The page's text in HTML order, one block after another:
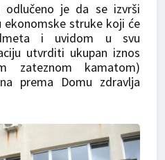
odlučeno je da se izvrši
ekonomske struke koji će
i uvidom u svu
utvrditi ukupan iznos
zateznom kamatom)
prema Domu zdravlja